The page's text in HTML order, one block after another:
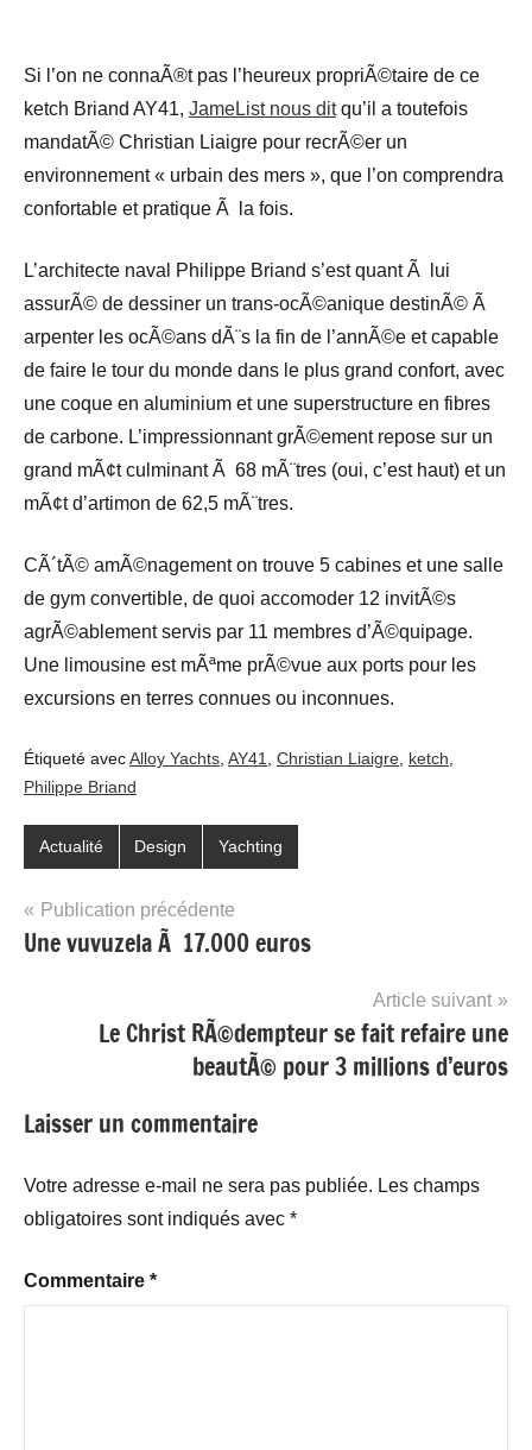
Si l’on ne connaÃ®t pas l’heureux propriÃ©taire de ce
ketch Briand AY41, JameList nous ditqu’il a toutefois
mandatÃ© Christian Liaigre pour recrÃ©er un
environnement « urbain des mers », que l’on comprendra
confortable et pratique Ã la fois.
L’architecte naval Philippe Briand s’est quant Ã lui
assurÃ© de dessiner un trans-ocÃ©anique destinÃ© Ã
arpenter les ocÃ©ans dÃ¨s la fin de l’annÃ©e et capable
de faire le tour du monde dans le plus grand confort, avec
une coque en aluminium et une superstructure en fibres
de carbone. L’impressionnant grÃ©ement repose sur un
grand mÃ¢t culminant Ã 68 mÃ¨tres (oui, c’est haut) et un
mÃ¢t d’artimon de 62,5 mÃ¨tres.
CÃ´tÃ© amÃ©nagement on trouve 5 cabines et une salle
de gym convertible, de quoi accomoder 12 invitÃ©s
agrÃ©ablement servis par 11 membres d’Ã©quipage.
Une limousine est mÃªme prÃ©vue aux ports pour les
excursions en terres connues ou inconnues.
Étiqueté avecAlloy Yachts AY41 Christian Liaigre ketch
Philippe Briand
Actualité Design Yachting
Navigation
de
Publication précédente
Une vuvuzela Ã 17.000 euros
Article suivant
Le Christ RÃ©dempteur se fait refaire une
beautÃ© pour 3 millions d’euros
Laisser un commentaire
Votre adresse e-mail ne sera pas publiée. Les champs
obligatoires sont indiqués avec *
Commentaire *